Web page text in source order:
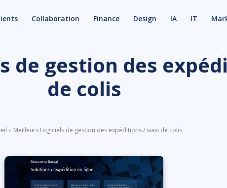
Collaboration Finance Design IA IT
de gestion des
de colis
Meilleurs Logiciels de gestion des expéditions / suivi de colis